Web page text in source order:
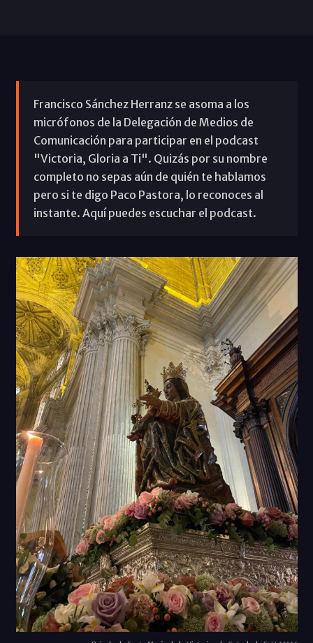
Francisco Sánchez Herranz se asoma a los
micrófonos de la Delegación de Medios de
Comunicación para participar en el podcast
"Victoria, Gloria a Ti". Quizás por su nombre
completo no sepas aún de quién te hablamos
pero si te digo Paco Pastora, lo reconoces al
instante. Aquí puedes escuchar el podcast.